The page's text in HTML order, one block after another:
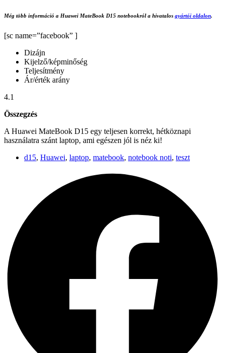
Még több információ a Huawei MateBook D15 notebookról a hivatalos gyártói oldalon.
[sc name=”facebook” ]
Dizájn
Kijelző/képminőség
Teljesítmény
Ár/érték arány
4.1
Összegzés
A Huawei MateBook D15 egy teljesen korrekt, hétköznapi
használatra szánt laptop, ami egészen jól is néz ki!
d15, Huawei, laptop, matebook, notebook noti, teszt